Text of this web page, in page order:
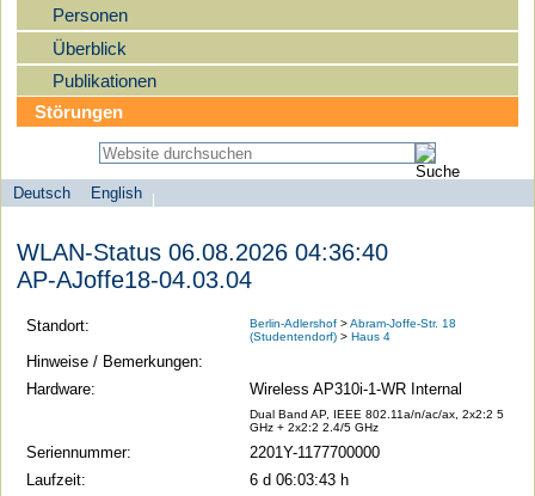
Personen
Überblick
Publikationen
Störungen
Sprachauswahl
Deutsch
English
search-menu
Universität
zu
Berlin
Computer-
WLAN-Status 06.08.2026 04:36:40
AP-AJoffe18-04.03.04
Standort: Berlin-Adlershof >Abram-Joffe-Str. 18
(Studentendorf) >Haus 4
Hinweise / Bemerkungen:
Hardware:
Wireless AP310i-1-WR Internal
Dual Band AP, IEEE 802.11a/n/ac/ax, 2x2:2 5
GHz + 2x2:2 2.4/5 GHz
Seriennummer:
2201Y-1177700000
Laufzeit:
6 d 06:03:43 h